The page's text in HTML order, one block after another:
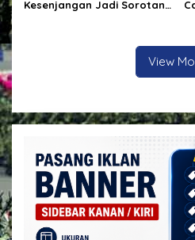
Kesenjangan Jadi Sorotan,
Pemberantasan Korupsi
View